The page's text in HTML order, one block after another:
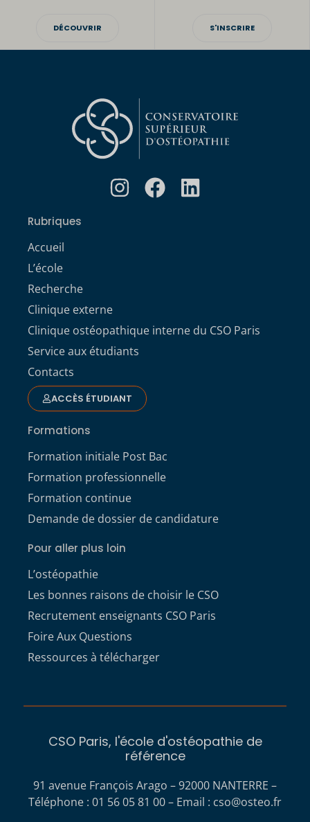
DÉCOUVRIR S'INSCRIRE
Rubriques
Accueil
L’école
Recherche
Clinique externe
Clinique ostéopathique interne du CSO Paris
Service aux étudiants
Contacts
ACCÈS ÉTUDIANT
Formations
Formation initiale Post Bac
Formation professionnelle
Formation continue
Demande de dossier de candidature
Pour aller plus loin
L’ostéopathie
Les bonnes raisons de choisir le CSO
Recrutement enseignants CSO Paris
Foire Aux Questions
Ressources à télécharger
CSO Paris, l'école d'ostéopathie de
référence
91 avenue François Arago – 92000 NANTERRE –
Téléphone : 01 56 05 81 00 – Email : cso@osteo.fr